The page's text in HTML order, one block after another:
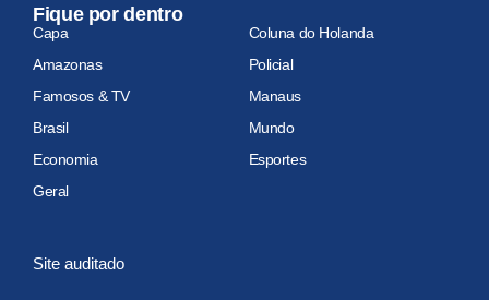
Fique por dentro
Capa
Coluna do Holanda
Amazonas
Policial
Famosos & TV
Manaus
Brasil
Mundo
Economia
Esportes
Geral
Site auditado